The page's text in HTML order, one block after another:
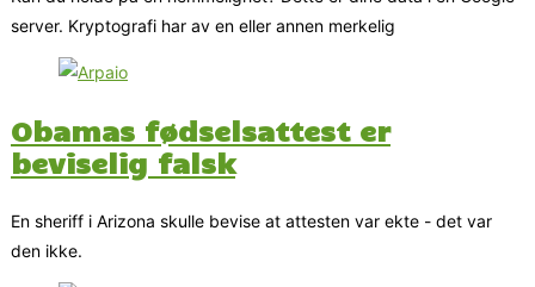
server. Kryptografi har av en eller annen merkelig
Obamas fødselsattest er
beviselig falsk
En sheriff i Arizona skulle bevise at attesten var ekte - det var
den ikke.